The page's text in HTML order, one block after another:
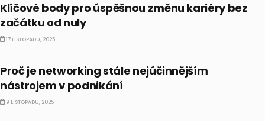
Klíčové body pro úspěšnou změnu kariéry bez
začátku od nuly
17 LISTOPADU, 2025
Proč je networking stále nejúčinnějším
nástrojem v podnikání
9 LISTOPADU, 2025